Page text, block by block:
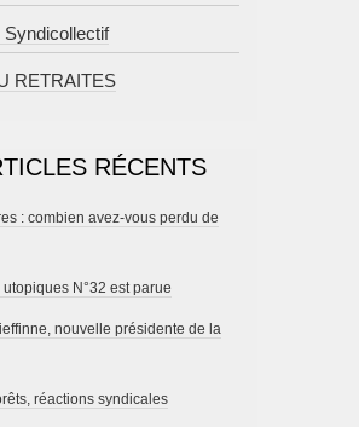
Syndicollectif
RETRAITES
RÉCENTS
: combien avez-vous perdu de
utopiques N°32 est parue
nouvelle présidente de la
réactions syndicales